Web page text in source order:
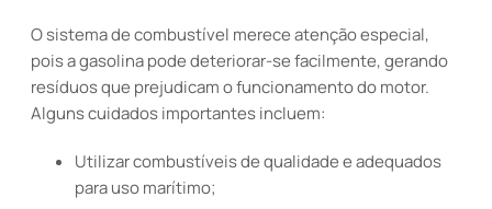
O sistema de combustível merece atenção especial,
pois a gasolina pode deteriorar-se facilmente, gerando
resíduos que prejudicam o funcionamento do motor.
Alguns cuidados importantes incluem:
Utilizar combustíveis de qualidade e adequados
para uso marítimo;